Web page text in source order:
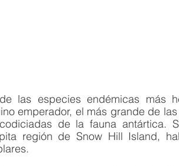
las especies endémicas más
emperador, el más grande de
de la fauna antártica.
región de Snow Hill Island,